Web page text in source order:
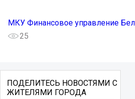
МКУ Финансовое управление
25
ПОДЕЛИТЕСЬ НОВОСТЯМИ С
ЖИТЕЛЯМИ ГОРОДА